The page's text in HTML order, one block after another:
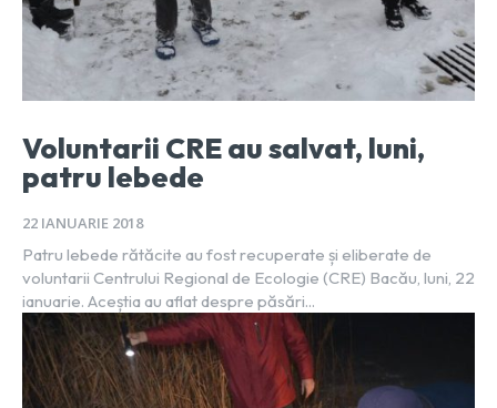
Voluntarii CRE au salvat, luni,
patru lebede
22 IANUARIE 2018
Patru lebede rătăcite au fost recuperate și eliberate de
voluntarii Centrului Regional de Ecologie (CRE) Bacău, luni, 22
ianuarie. Aceștia au aflat despre păsări...